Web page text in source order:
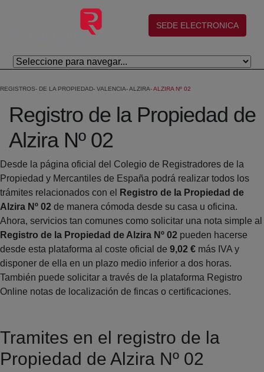
Skip to Main Content
(abre en nueva ventana)
SEDE ELECTRONICA
REGISTROS DE LA PROPIEDAD VALENCIA ALZIRA ALZIRA Nº 02
Registro de la Propiedad de
Alzira Nº 02
Desde la página oficial del Colegio de Registradores de la
Propiedad y Mercantiles de España podrá realizar todos los
trámites relacionados con el
Registro de la Propiedad de
Alzira Nº 02 de manera cómoda desde su casa u oficina.
Ahora, servicios tan comunes como solicitar una nota simple al
Registro de la Propiedad de Alzira Nº 02 pueden hacerse
desde esta plataforma al coste oficial de 9,02 € más IVA y
disponer de ella en un plazo medio inferior a dos horas.
También puede solicitar a través de la plataforma Registro
Online notas de localización de fincas o certificaciones.
Tramites en el registro de la
Propiedad de Alzira Nº 02